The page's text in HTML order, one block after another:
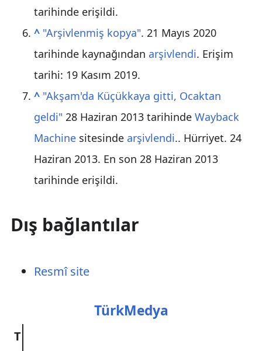
tarihinde erişildi.
^ "Arşivlenmiş kopya". 21 Mayıs 2020
tarihinde kaynağından arşivlendi. Erişim
tarihi: 19 Kasım 2019.
^ "Akşam'da Küçükkaya gitti, Ocaktan
geldi"28 Haziran 2013 tarihinde Wayback
Machinesitesinde arşivlendi.. Hürriyet. 24
Haziran 2013. En son 28 Haziran 2013
tarihinde erişildi.
Dış bağlantılar
Resmî site
TürkMedya
T